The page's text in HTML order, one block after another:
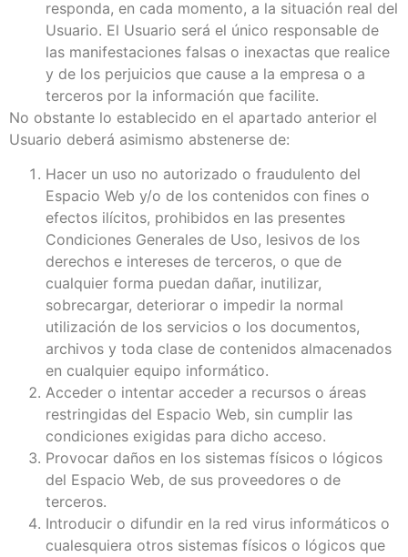
responda, en cada momento, a la situación real del
Usuario. El Usuario será el único responsable de
las manifestaciones falsas o inexactas que realice
y de los perjuicios que cause a la empresa o a
terceros por la información que facilite.
No obstante lo establecido en el apartado anterior el
Usuario deberá asimismo abstenerse de:
Hacer un uso no autorizado o fraudulento del
Espacio Web y/o de los contenidos con fines o
efectos ilícitos, prohibidos en las presentes
Condiciones Generales de Uso, lesivos de los
derechos e intereses de terceros, o que de
cualquier forma puedan dañar, inutilizar,
sobrecargar, deteriorar o impedir la normal
utilización de los servicios o los documentos,
archivos y toda clase de contenidos almacenados
en cualquier equipo informático.
Acceder o intentar acceder a recursos o áreas
restringidas del Espacio Web, sin cumplir las
condiciones exigidas para dicho acceso.
Provocar daños en los sistemas físicos o lógicos
del Espacio Web, de sus proveedores o de
terceros.
Introducir o difundir en la red virus informáticos o
cualesquiera otros sistemas físicos o lógicos que